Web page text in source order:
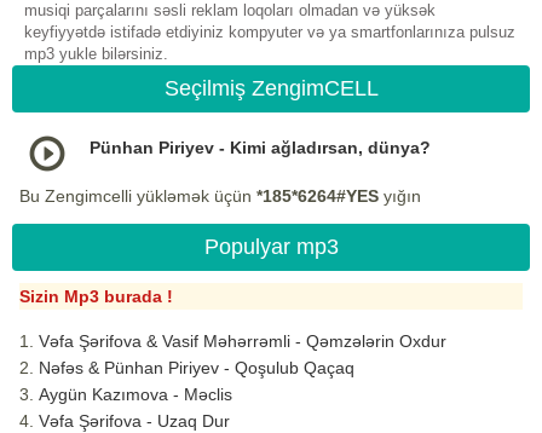
musiqi parçalarını səsli reklam loqoları olmadan və yüksək
keyfiyyətdə istifadə etdiyiniz kompyuter və ya smartfonlarınıza pulsuz
mp3 yukle bilərsiniz.
Seçilmiş ZengimCELL
Pünhan Piriyev - Kimi ağladırsan, dünya?
Bu Zengimcelli yükləmək üçün *185*6264#YES yığın
Populyar mp3
Sizin Mp3 burada !
Vəfa Şərifova & Vasif Məhərrəmli - Qəmzələrin Oxdur
Nəfəs & Pünhan Piriyev - Qoşulub Qaçaq
Aygün Kazımova - Məclis
Vəfa Şərifova - Uzaq Dur